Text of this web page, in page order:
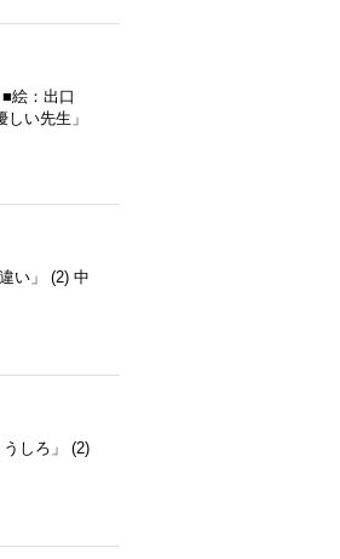
絵：出口
い先生」
い」 (2) 中
しろ」 (2)